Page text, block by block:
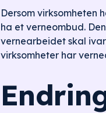
Dersom virksomheten
ha et verneombud.
vernearbeidet skal
virksomheter har